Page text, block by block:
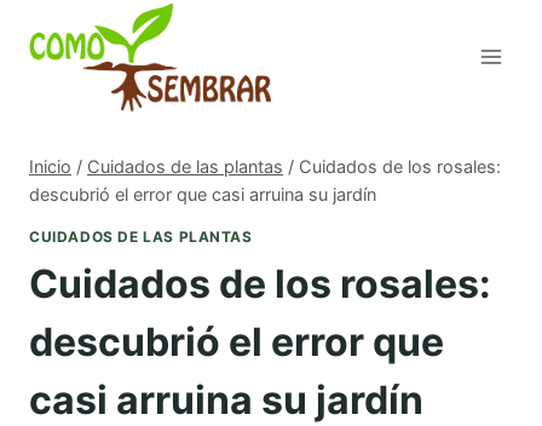
Inicio / Cuidados de las plantas / Cuidados de los rosales:
descubrió el error que casi arruina su jardín
CUIDADOS DE LAS PLANTAS
Cuidados de los rosales:
descubrió el error que
casi arruina su jardín